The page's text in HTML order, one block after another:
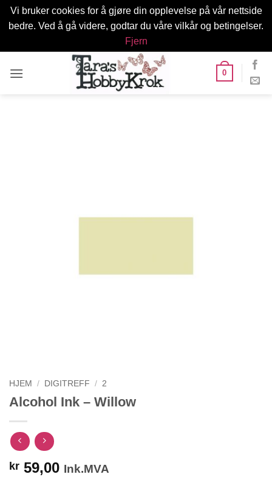
Vi bruker cookies for å gjøre din opplevelse på vår nettside
bedre. Ved å gå videre, godtar du våre vilkår og betingelser.
Fjern
0
HJEM / DIGITREFF / 2
Alcohol Ink – Willow
kr 59,00 Ink.MVA